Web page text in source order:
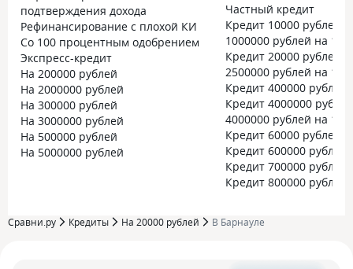
подтверждения дохода
Рефинансирование с плохой КИ
Со 100 процентным одобрением
Экспресс-кредит
На 200000 рублей
На 2000000 рублей
На 300000 рублей
На 3000000 рублей
На 500000 рублей
На 5000000 рублей
Частный кредит
Кредит 10000 рублей
1000000 рублей на 10
Кредит 20000 рублей
2500000 рублей на 15
Кредит 400000 рублей
Кредит 4000000 рублей
4000000 рублей на 15
Кредит 60000 рублей
Кредит 600000 рублей
Кредит 700000 рублей
Кредит 800000 рублей
Сравни.ру Кредиты На 20000 рублей В Барнауле